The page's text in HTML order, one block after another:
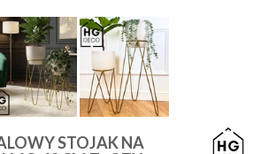
STOJAK NA